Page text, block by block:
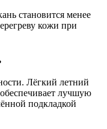
становится менее
кожи при
Лёгкий летний
лучшую
подкладкой